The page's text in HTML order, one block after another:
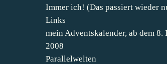
Immer ich! (Das passiert wieder
Links
mein Adventskalender, ab dem 8.
2008
Parallelwelten